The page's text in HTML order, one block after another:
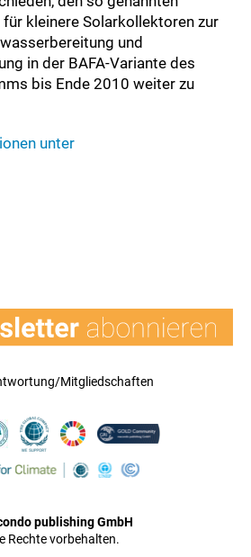
kleinere Solarkollektoren zur
und
in der BAFA-Variante des
bis Ende 2010 weiter zu
unter
Mitgliedschaften
publishing GmbH
Rechte vorbehalten.